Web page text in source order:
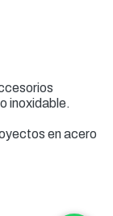
inoxidable.
en acero